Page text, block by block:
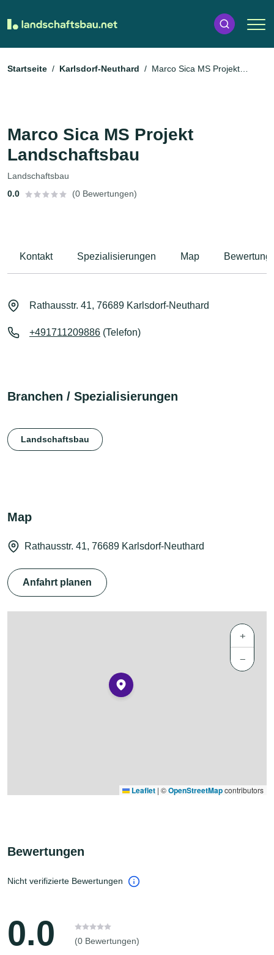
Startseite Karlsdorf-Neuthard
Marco Sica MS Projekt
Marco Sica MS Projekt
Landschaftsbau
Landschaftsbau
0.0
(0 Bewertungen)
Kontakt Spezialisierungen Map
Rathausstr. 41, 76689 Karlsdorf-Neuthard
+491711209886 (Telefon)
Branchen / Spezialisierungen
Landschaftsbau
Map
Rathausstr. 41, 76689 Karlsdorf-Neuthard
Anfahrt planen
+
−
Leaflet | ©OpenStreetMapcontributors
Bewertungen
Nicht verifizierte Bewertungen
0.0 (0 Bewertungen)